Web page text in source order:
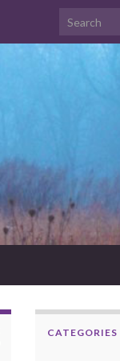
Search for:
CATEGORIES